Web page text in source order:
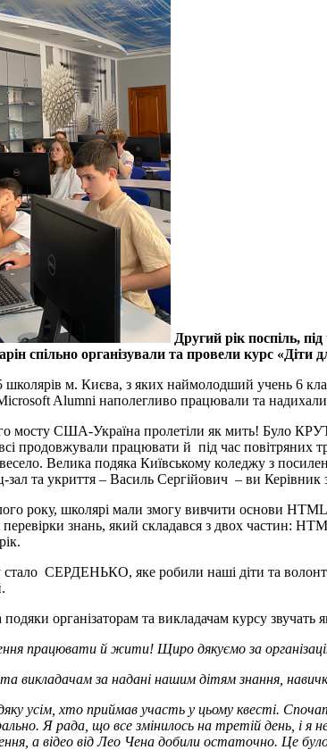
Другий рік поспіль,
спільно організували та провели курс
м. Києва, з яких наймолодший учень 6
Alumni наполегливо працювали та
мосту США-Україна пролетіли як мить!
продовжували працювати й під час повітряних
Велика подяка Київському коледжу з
та укриття – Василь Сергійович – ви Керівник з
року, школярі мали змогу вивчити основи
перевірки знань, який складався з двох частин:
СЕРДЕНЬКО, яке робили наші діти та
організаторам та викладачам курсу звучать як
працювати й жити! Щиро дякуємо за
викладачам за надані нашим дітям знання,
усім, хто приймав участь у цьому квесті.
Я рада, що все змінилось на третій день, і я
а відео відЛео Чена добили остаточно. Це було